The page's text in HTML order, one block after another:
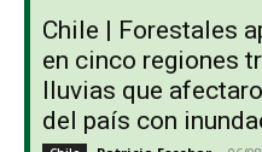
Chile | Forestales
en cinco regiones
lluvias que
del país con